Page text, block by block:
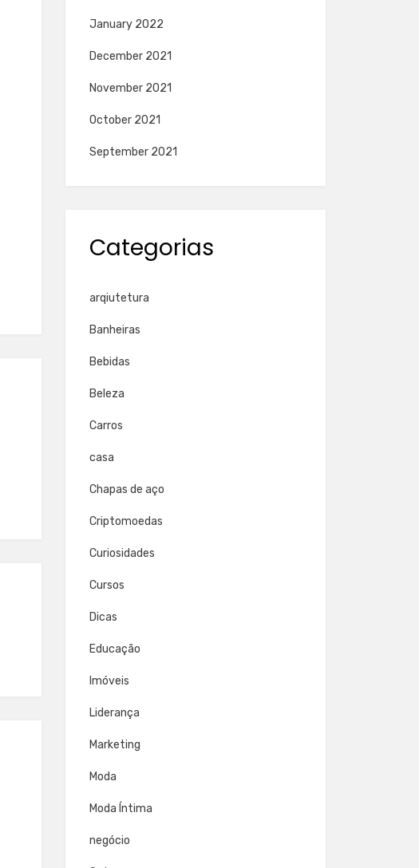
January 2022
December 2021
November 2021
October 2021
September 2021
Categorias
arqiutetura
Banheiras
Bebidas
Beleza
Carros
casa
Chapas de aço
Criptomoedas
Curiosidades
Cursos
Dicas
Educação
Imóveis
Liderança
Marketing
Moda
Moda Íntima
negócio